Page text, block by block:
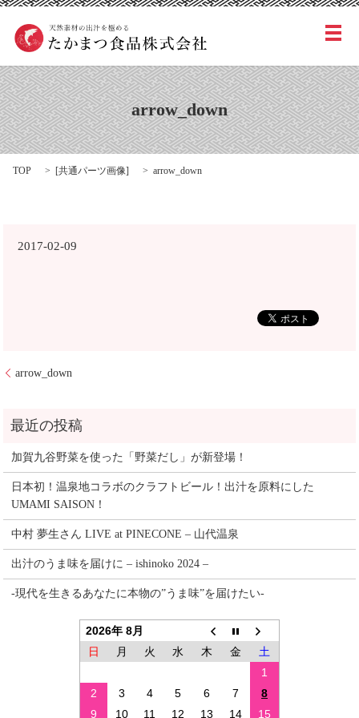
メ
arrow_down
TOP [共通パーツ画像] arrow_down
2017-02-09
arrow_down
加賀九谷野菜を使った「野菜だし」が新登場！
日本初！温泉地コラボのクラフトビール！出汁を原料にした
UMAMI SAISON！
中村 夢生さん LIVE at PINECONE – 山代温泉
出汁のうま味を届けに – ishinoko 2024 –
-現代を生きるあなたに本物の”うま味”を届けたい-
2026年 8月
日
月 火 水 木 金
土
1
2
3 4 5 6 7
8
9
10 11 12 13 14 15